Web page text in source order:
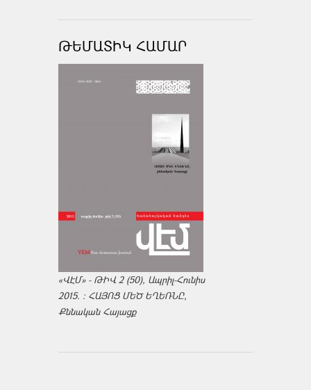
ԹԵՄԱՏԻԿ ՀԱՄԱՐ
«ՎԷՄ» - ԹԻՎ 2 (50), Ապրիլ-Հունիս
2015. : ՀԱՅՈՑ ՄԵԾ ԵՂԵՌՆԸ,
Քննական Հայացք